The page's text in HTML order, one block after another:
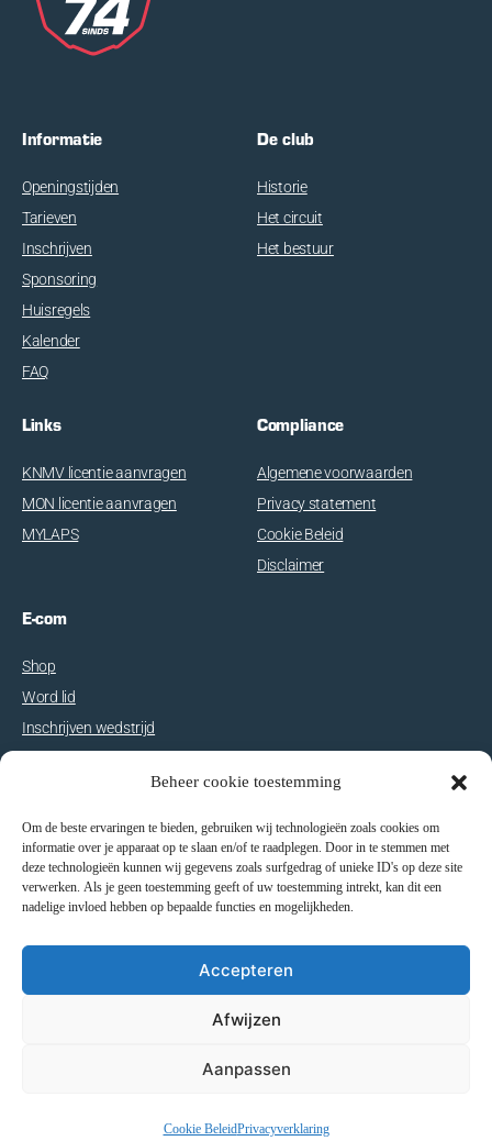
Beheer cookie toestemming
Om de beste ervaringen te bieden, gebruiken wij technologieën zoals cookies om
informatie over je apparaat op te slaan en/of te raadplegen. Door in te stemmen met
deze technologieën kunnen wij gegevens zoals surfgedrag of unieke ID's op deze site
verwerken. Als je geen toestemming geeft of uw toestemming intrekt, kan dit een
nadelige invloed hebben op bepaalde functies en mogelijkheden.
Accepteren
Afwijzen
Aanpassen
Cookie BeleidPrivacyverklaring
Informatie
Openingstijden
Tarieven
Inschrijven
Sponsoring
Huisregels
Kalender
FAQ
De club
Historie
Het circuit
Het bestuur
Links
KNMV licentie aanvragen
MON licentie aanvragen
MYLAPS
Compliance
Algemene voorwaarden
Privacy statement
Cookie Beleid
Disclaimer
E-com
Shop
Word lid
Inschrijven wedstrijd
© 2026 MC Utrecht. — Design & productie bygemini